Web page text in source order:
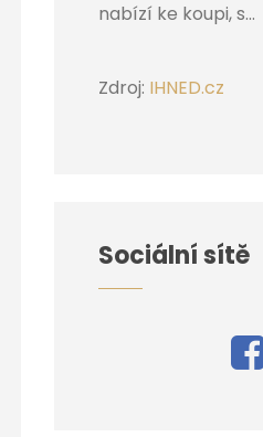
nabízí ke koupi, s...
Zdroj: IHNED.cz
Sociální sítě